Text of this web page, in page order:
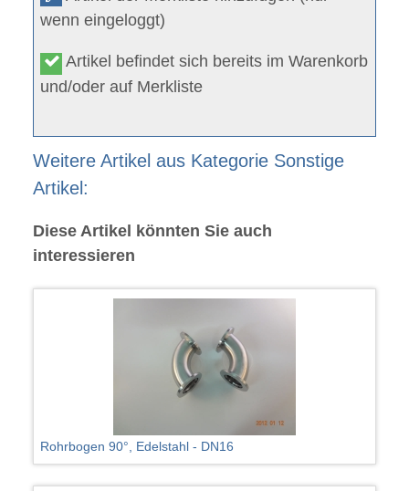
wenn eingeloggt)
Artikel befindet sich bereits im Warenkorb
und/oder auf Merkliste
Weitere Artikel aus Kategorie Sonstige
Artikel:
Diese Artikel könnten Sie auch
interessieren
Rohrbogen 90°, Edelstahl - DN16